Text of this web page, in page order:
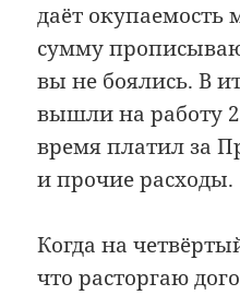
даёт окупаемость
сумму
вы не боялись. В
вышли на работу 2
время платил за
и прочие расходы.
Когда на
что расторгаю